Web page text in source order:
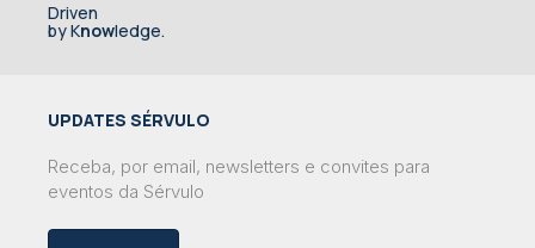
Driven
by Knowledge.
UPDATES SÉRVULO
Receba, por email, newsletters e convites para
eventos da Sérvulo